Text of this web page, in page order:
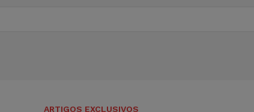
ARTIGOS EXCLUSIVOS